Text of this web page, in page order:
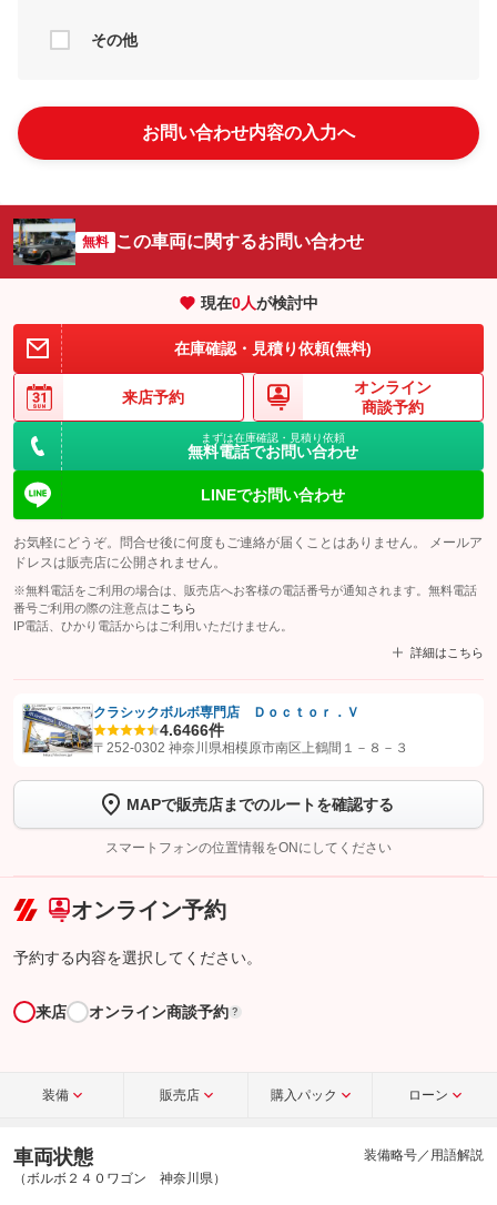
その他
お問い合わせ内容の入力へ
無料 この車両に関するお問い合わせ
現在0人が検討中
在庫確認・見積り依頼(無料)
来店予約
オンライン
商談予約
まずは在庫確認・見積り依頼
無料電話でお問い合わせ
LINEでお問い合わせ
お気軽にどうぞ。問合せ後に何度もご連絡が届くことはありません。 メールア
ドレスは販売店に公開されません。
※無料電話をご利用の場合は、販売店へお客様の電話番号が通知されます。無料電話
番号ご利用の際の注意点は こちら
IP電話、ひかり電話からはご利用いただけません。
詳細はこちら
【STEP1】認証画面でグーネットを友だち追加してから「許可する」ボタンを押
トーク画面で
ボタンをタップして問い合わせを
完了してください。
こちら
クラシックボルボ専門店 Ｄｏｃｔｏｒ．Ｖ
4.6466件
〒252-0302 神奈川県相模原市南区上鶴間１－８－３
MAPで販売店までのルートを確認する
スマートフォンの位置情報をONにしてください
オンライン予約
予約する内容を選択してください。
来店 オンライン商談予約 ?
装備 販売店 購入パック ローン
車両状態
（ボルボ２４０ワゴン 神奈川県）
装備略号／用語解説